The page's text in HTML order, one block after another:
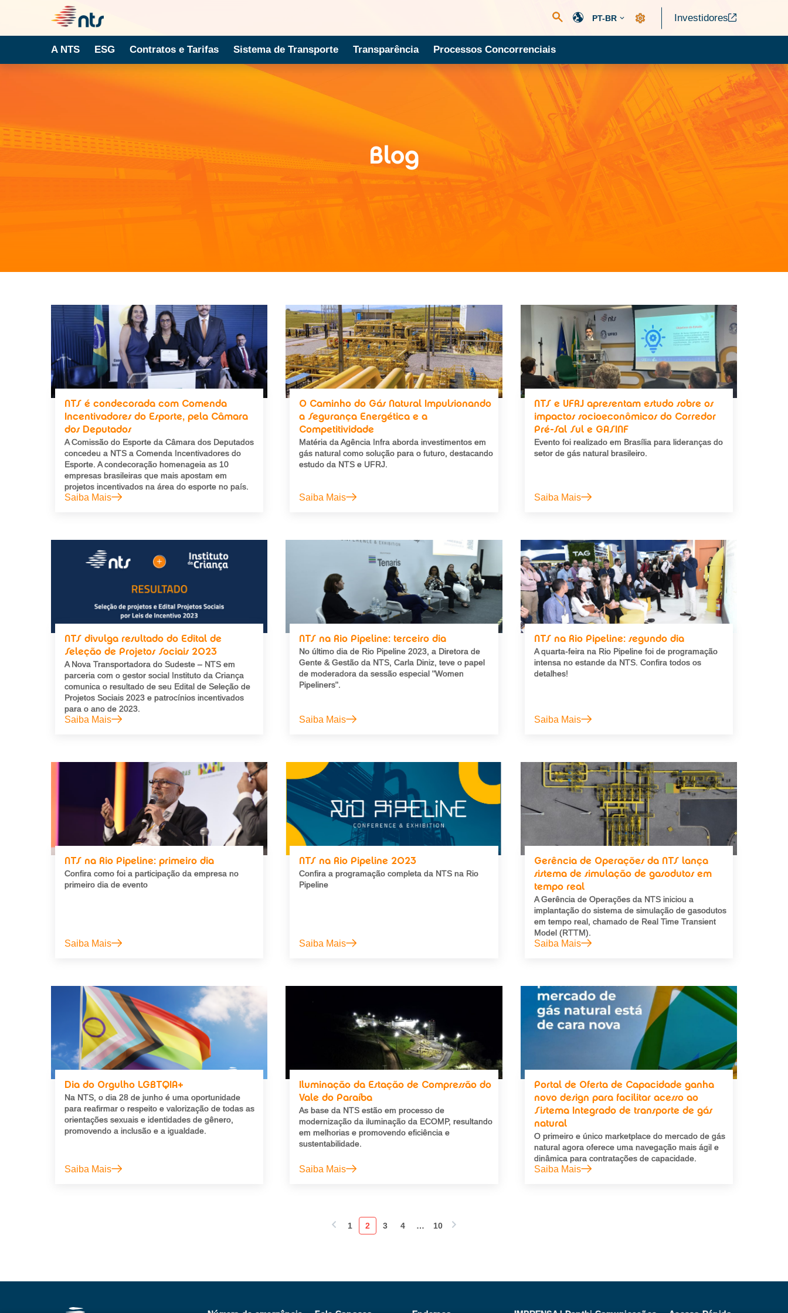
PT-BR Investidores
A NTS ESG Contratos e Tarifas Sistema de Transporte Transparência Processos Concorrenciais
Blog
NTS é condecorada com Comenda
Incentivadores do Esporte, pela Câmara
dos Deputados
A Comissão do Esporte da Câmara dos Deputados
concedeu a NTS a Comenda Incentivadores do
Esporte. A condecoração homenageia as 10
empresas brasileiras que mais apostam em
projetos incentivados na área do esporte no país.
Saiba Mais
O Caminho do Gás Natural Impulsionando
a Segurança Energética e a
Competitividade
Matéria da Agência Infra aborda investimentos em
gás natural como solução para o futuro, destacando
estudo da NTS e UFRJ.
Saiba Mais
NTS e UFRJ apresentam estudo sobre os
impactos socioeconômicos do Corredor
Pré-Sal Sul e GASINF
Evento foi realizado em Brasília para lideranças do
setor de gás natural brasileiro.
Saiba Mais
NTS divulga resultado do Edital de
Seleção de Projetos Sociais 2023
A Nova Transportadora do Sudeste – NTS em
parceria com o gestor social Instituto da Criança
comunica o resultado de seu Edital de Seleção de
Projetos Sociais 2023 e patrocínios incentivados
para o ano de 2023.
Saiba Mais
NTS na Rio Pipeline: terceiro dia
No último dia de Rio Pipeline 2023, a Diretora de
Gente & Gestão da NTS, Carla Diniz, teve o papel
de moderadora da sessão especial "Women
Pipeliners".
Saiba Mais
NTS na Rio Pipeline: segundo dia
A quarta-feira na Rio Pipeline foi de programação
intensa no estande da NTS. Confira todos os
detalhes!
Saiba Mais
NTS na Rio Pipeline: primeiro dia
Confira como foi a participação da empresa no
primeiro dia de evento
Saiba Mais
NTS na Rio Pipeline 2023
Confira a programação completa da NTS na Rio
Pipeline
Saiba Mais
Gerência de Operações da NTS lança
sistema de simulação de gasodutos em
tempo real
A Gerência de Operações da NTS iniciou a
implantação do sistema de simulação de gasodutos
em tempo real, chamado de Real Time Transient
Model (RTTM).
Saiba Mais
Dia do Orgulho LGBTQIA+
Na NTS, o dia 28 de junho é uma oportunidade
para reafirmar o respeito e valorização de todas as
orientações sexuais e identidades de gênero,
promovendo a inclusão e a igualdade.
Saiba Mais
Iluminação da Estação de Compressão do
Vale do Paraíba
As base da NTS estão em processo de
modernização da iluminação da ECOMP, resultando
em melhorias e promovendo eficiência e
sustentabilidade.
Saiba Mais
Portal de Oferta de Capacidade ganha
novo design para facilitar acesso ao
Sistema Integrado de transporte de gás
natural
O primeiro e único marketplace do mercado de gás
natural agora oferece uma navegação mais ágil e
dinâmica para contratações de capacidade.
Saiba Mais
1 2 3 4 … 10